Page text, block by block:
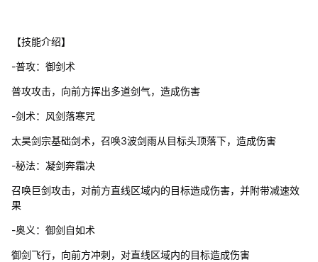
【技能介绍】
-普攻：御剑术
普攻攻击，向前方挥出多道剑气，造成伤害
-剑术：风剑落寒咒
太昊剑宗基础剑术，召唤3波剑雨从目标头顶落下，造成伤害
-秘法：凝剑奔霜决
召唤巨剑攻击，对前方直线区域内的目标造成伤害，并附带减速效
果
-奥义：御剑自如术
御剑飞行，向前方冲刺，对直线区域内的目标造成伤害